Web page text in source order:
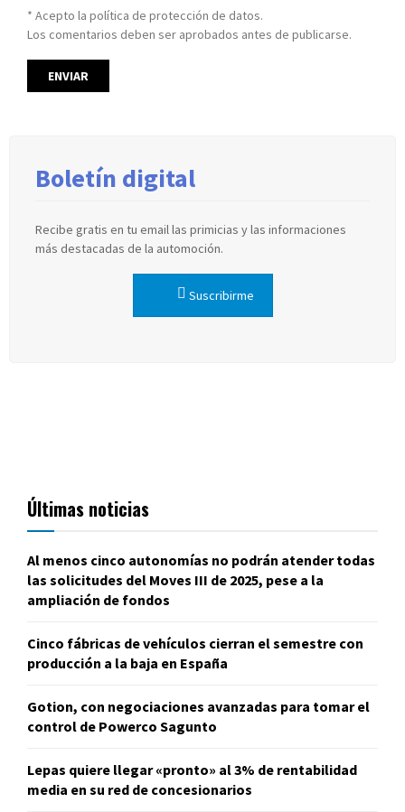
* Acepto la política de protección de datos.
Los comentarios deben ser aprobados antes de publicarse.
Boletín digital
Recibe gratis en tu email las primicias y las informaciones
más destacadas de la automoción.
Suscribirme
Últimas noticias
Al menos cinco autonomías no podrán atender todas
las solicitudes del Moves III de 2025, pese a la
ampliación de fondos
Cinco fábricas de vehículos cierran el semestre con
producción a la baja en España
Gotion, con negociaciones avanzadas para tomar el
control de Powerco Sagunto
Lepas quiere llegar «pronto» al 3% de rentabilidad
media en su red de concesionarios